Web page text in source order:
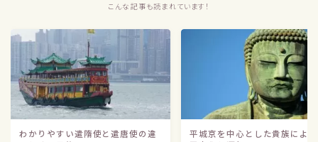
こんな記事も読まれています！
わかりやすい遣隋使と遣唐使の違
平城京を中心とした貴族によ